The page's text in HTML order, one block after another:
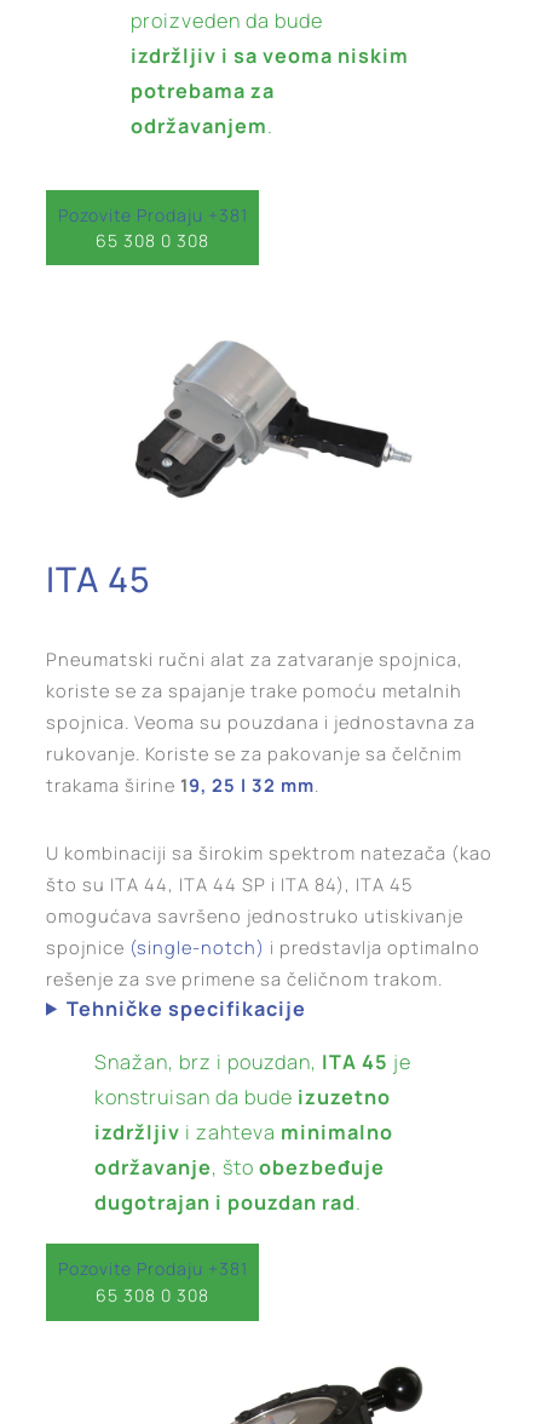
proizveden da bude
izdržljiv i sa veoma niskim
potrebama za
održavanjem.
Pozovite Prodaju +381
65 308 0 308
ITA 45
Pneumatski ručni alat za zatvaranje spojnica,
koriste se za spajanje trake pomoću metalnih
spojnica. Veoma su pouzdana i jednostavna za
rukovanje. Koriste se za pakovanje sa čelčnim
trakama širine 19, 25 I 32 mm
U kombinaciji sa širokim spektrom natezača (kao
što su ITA 44, ITA 44 SP i ITA 84), ITA 45
omogućava savršeno jednostruko utiskivanje
spojnice (single-notch) i predstavlja optimalno
rešenje za sve primene sa čeličnom trakom.
Tehničke specifikacije
Snažan, brz i pouzdan, ITA 45 je
konstruisan da bude izuzetno
izdržljiv i zahteva minimalno
održavanje, što obezbeđuje
dugotrajan i pouzdan rad.
Pozovite Prodaju +381
65 308 0 308